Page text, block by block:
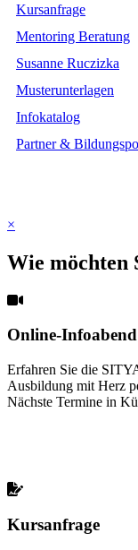
Kursanfrage
Mentoring Beratung
Susanne Ruczizka
Musterunterlagen
Infokatalog
Partner &
×
Wie möchten
Online-Infoabend
Erfahren Sie die
Ausbildung mit Herz
Nächste Termine in
Kursanfrage